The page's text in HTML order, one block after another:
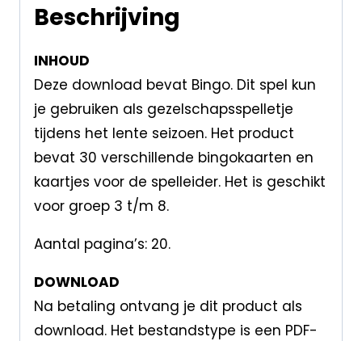
Beschrijving
INHOUD
Deze download bevat Bingo. Dit spel kun
je gebruiken als gezelschapsspelletje
tijdens het lente seizoen. Het product
bevat 30 verschillende bingokaarten en
kaartjes voor de spelleider. Het is geschikt
voor groep 3 t/m 8.
Aantal pagina’s: 20.
DOWNLOAD
Na betaling ontvang je dit product als
download. Het bestandstype is een PDF-